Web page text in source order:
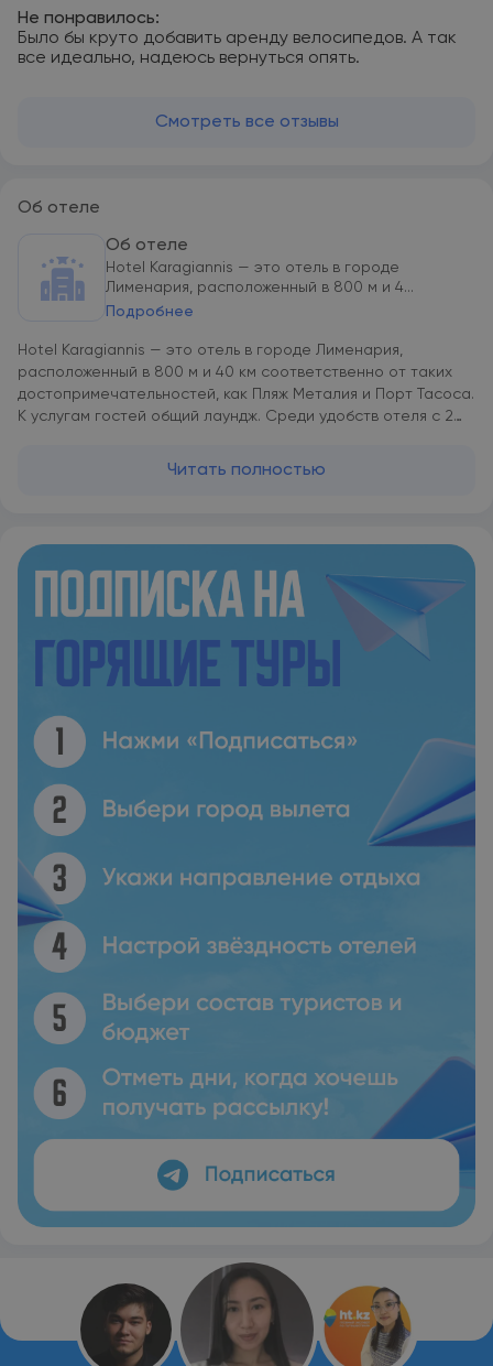
Не понравилось:
Было бы круто добавить аренду велосипедов. А так
все идеально, надеюсь вернуться опять.
Смотреть все отзывы
Об отеле
Об отеле
Hotel Karagiannis — это отель в городе
Лименария, расположенный в 800 м и 4...
Подробнее
Hotel Karagiannis — это отель в городе Лименария,
расположенный в 800 м и 40 км соответственно от таких
достопримечательностей, как Пляж Металия и Порт Тасоса.
К услугам гостей общий лаундж. Среди удобств отеля c 2
бесплатным Wi-Fi и собственной ванной комнатой. Этот
телевизор с плоским экраном, платяной шкаф и
собственная ванная комната, а также предоставляются
постельное белье и полотенца. В некоторых единицах
размещения в Hotel Karagiannis из окон открывается вид на
город, при этом в каждом номере есть чайник. В
распоряжении всех гостей холодильник. Hotel Karagiannis
располагается в 10 км и 17 км соответственно от таких
Монастырь Архангела Михаила. Международный аэропорт
Кавала находится в 62 км.
Читать полностью